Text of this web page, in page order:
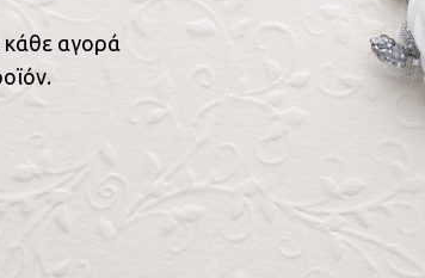
κάθε αγορά